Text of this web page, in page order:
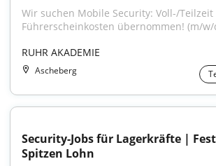
Wir suchen Mobile Security: Voll-/Teilzeit
Führerscheinkosten übernommen! (m/w/
RUHR AKADEMIE
Ascheberg
Security-Jobs für Lagerkräfte |
Spitzen Lohn